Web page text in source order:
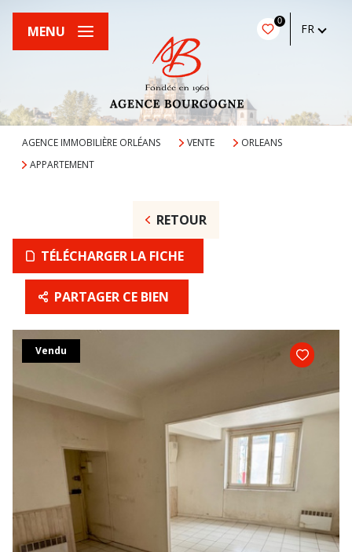
0
FR
MENU
AGENCE IMMOBILIÈRE ORLÉANS VENTE
ORLEANS
APPARTEMENT
RETOUR
TÉLÉCHARGER LA FICHE
PARTAGER CE BIEN
Vendu